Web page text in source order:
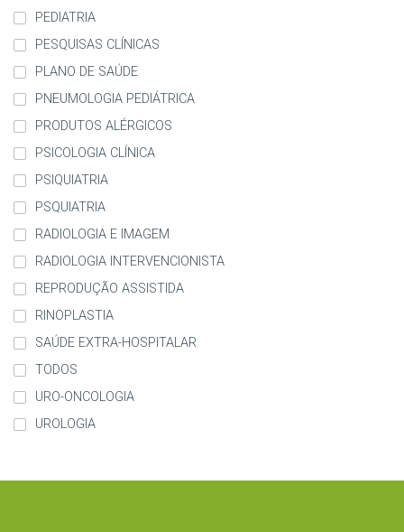
PEDIATRIA
PESQUISAS CLÍNICAS
PLANO DE SAÚDE
PNEUMOLOGIA PEDIÁTRICA
PRODUTOS ALÉRGICOS
PSICOLOGIA CLÍNICA
PSIQUIATRIA
PSQUIATRIA
RADIOLOGIA E IMAGEM
RADIOLOGIA INTERVENCIONISTA
REPRODUÇÃO ASSISTIDA
RINOPLASTIA
SAÚDE EXTRA-HOSPITALAR
TODOS
URO-ONCOLOGIA
UROLOGIA